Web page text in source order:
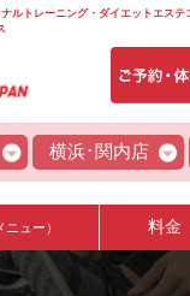
ルトレーニング・ダイエットエステ
横浜･関内店
ニュー） 料金